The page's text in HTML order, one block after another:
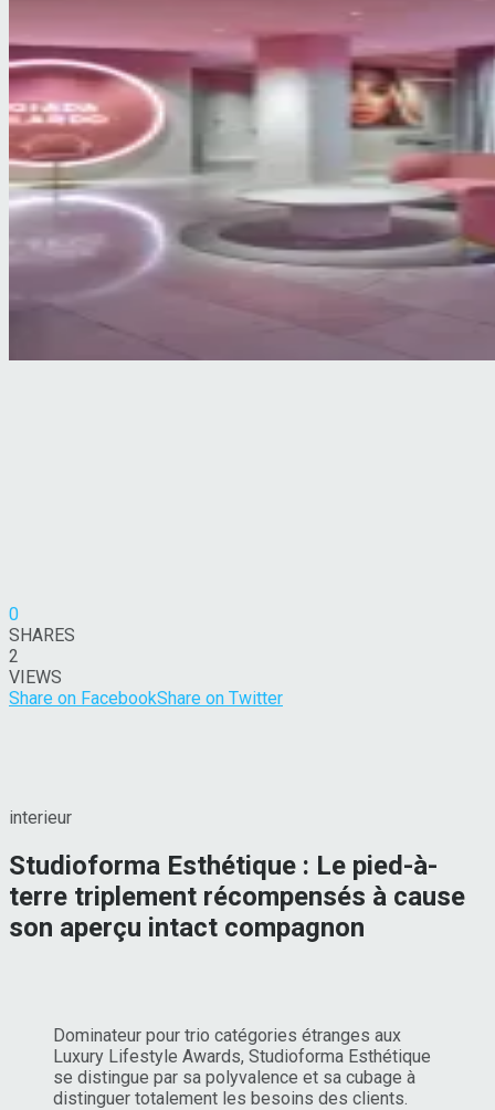
0
SHARES
2
VIEWS
Share on FacebookShare on Twitter
interieur
Studioforma Esthétique : Le pied-à-
terre triplement récompensés à cause
son aperçu intact compagnon
Dominateur pour trio catégories étranges aux
Luxury Lifestyle Awards, Studioforma Esthétique
se distingue par sa polyvalence et sa cubage à
distinguer totalement les besoins des clients.